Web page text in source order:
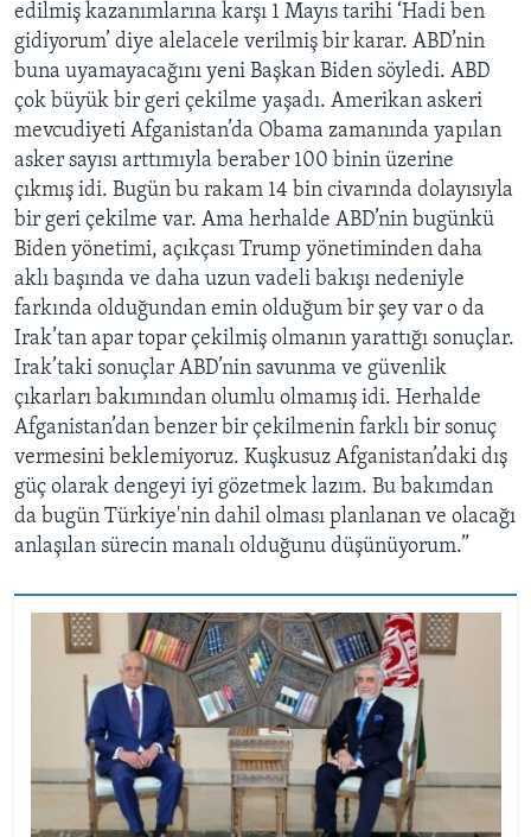
edilmiş kazanımlarına karşı 1 Mayıs tarihi ‘Hadi ben
gidiyorum’ diye alelacele verilmiş bir karar. ABD’nin
buna uyamayacağını yeni Başkan Biden söyledi. ABD
çok büyük bir geri çekilme yaşadı. Amerikan askeri
mevcudiyeti Afganistan’da Obama zamanında yapılan
asker sayısı arttımıyla beraber 100 binin üzerine
çıkmış idi. Bugün bu rakam 14 bin civarında dolayısıyla
bir geri çekilme var. Ama herhalde ABD’nin bugünkü
Biden yönetimi, açıkçası Trump yönetiminden daha
aklı başında ve daha uzun vadeli bakışı nedeniyle
farkında olduğundan emin olduğum bir şey var o da
Irak’tan apar topar çekilmiş olmanın yarattığı sonuçlar.
Irak’taki sonuçlar ABD’nin savunma ve güvenlik
çıkarları bakımından olumlu olmamış idi. Herhalde
Afganistan’dan benzer bir çekilmenin farklı bir sonuç
vermesini beklemiyoruz. Kuşkusuz Afganistan’daki dış
güç olarak dengeyi iyi gözetmek lazım. Bu bakımdan
da bugün Türkiye'nin dahil olması planlanan ve olacağı
anlaşılan sürecin manalı olduğunu düşünüyorum.”